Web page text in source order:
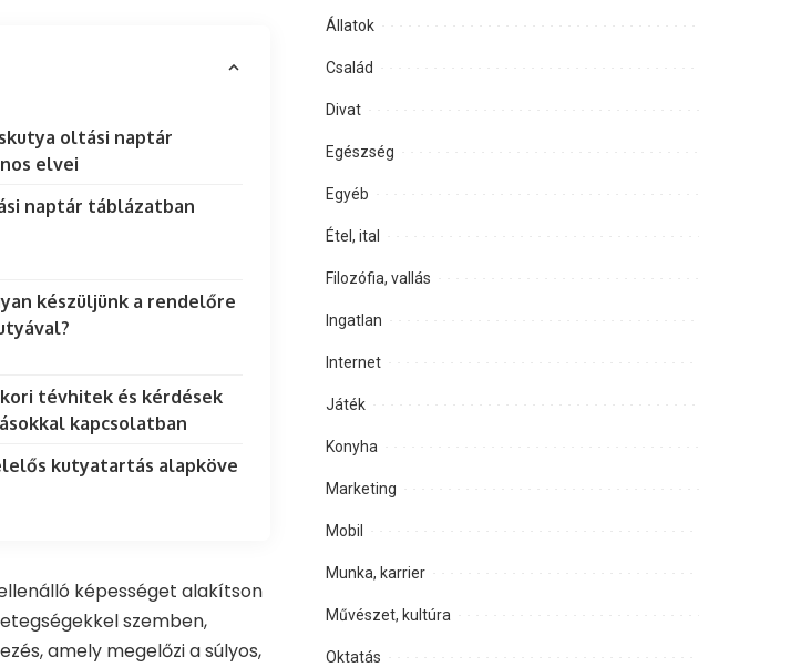
oltási naptár
elvei
naptár táblázatban
készüljünk a rendelőre
tévhitek és kérdések
kapcsolatban
kutyatartás alapköve
képességet alakítson
szemben,
amely megelőzi a súlyos,
Állatok
Család
Divat
Egészség
Egyéb
Étel, ital
Filozófia, vallás
Ingatlan
Internet
Játék
Konyha
Marketing
Mobil
Munka, karrier
Művészet, kultúra
Oktatás